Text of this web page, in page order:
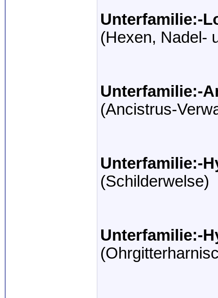
Unterfamilie:-
(Hexen, Nadel-
Unterfamilie:-
(Ancistrus-
Unterfamilie:-
(Schilderwelse)
Unterfamilie:-